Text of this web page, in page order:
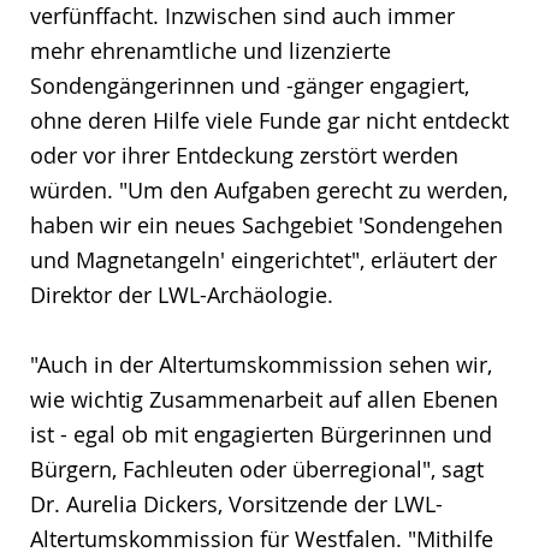
verfünffacht. Inzwischen sind auch immer
mehr ehrenamtliche und lizenzierte
Sondengängerinnen und -gänger engagiert,
ohne deren Hilfe viele Funde gar nicht entdeckt
oder vor ihrer Entdeckung zerstört werden
würden. "Um den Aufgaben gerecht zu werden,
haben wir ein neues Sachgebiet 'Sondengehen
und Magnetangeln' eingerichtet", erläutert der
Direktor der LWL-Archäologie.
"Auch in der Altertumskommission sehen wir,
wie wichtig Zusammenarbeit auf allen Ebenen
ist - egal ob mit engagierten Bürgerinnen und
Bürgern, Fachleuten oder überregional", sagt
Dr. Aurelia Dickers, Vorsitzende der LWL-
Altertumskommission für Westfalen. "Mithilfe